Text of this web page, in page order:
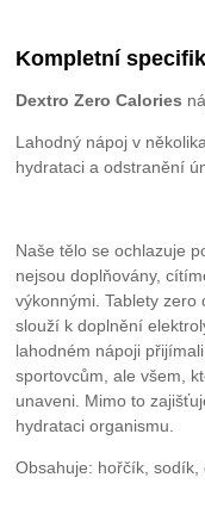
Kompletní
Dextro Zero Calories
Lahodný nápoj v
hydrataci a odstranění
Naše tělo se ochlazuje
nejsou doplňovány,
výkonnými. Tablety
slouží k doplnění
lahodném nápoji
sportovcům, ale všem,
unaveni. Mimo to
hydrataci organismu.
Obsahuje: hořčík, sodík,